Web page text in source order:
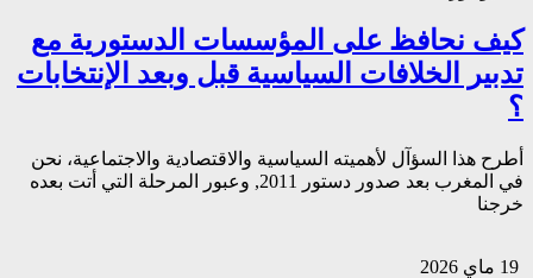
كيف نحافظ على المؤسسات الدستورية مع
تدبير الخلافات السياسية قبل وبعد الإنتخابات
؟
أطرح هذا السؤآل لأهميته السياسية والاقتصادية والاجتماعية، نحن
في المغرب بعد صدور دستور 2011, وعبور المرحلة التي أتت بعده
خرجنا